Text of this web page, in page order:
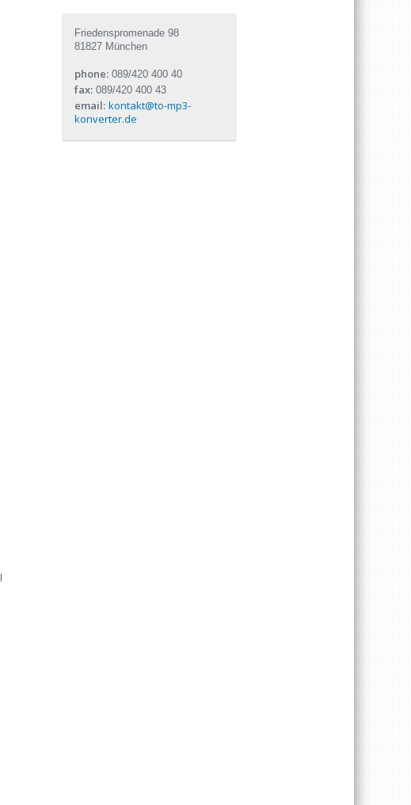
Friedenspromenade 98
81827 München
phone: 089/420 400 40
fax: 089/420 400 43
email: kontakt@to-mp3-
konverter.de